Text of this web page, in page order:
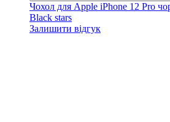
Чохол для Apple iPhone 12 Pro
Black stars
Залишити відгук